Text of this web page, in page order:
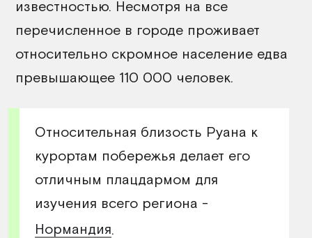
известностью. Несмотря на все
перечисленное в городе проживает
относительно скромное население едва
превышающее 110 000 человек.
Относительная близость Руана к
курортам побережья делает его
отличным плацдармом для
изучения всего региона -
Нормандия